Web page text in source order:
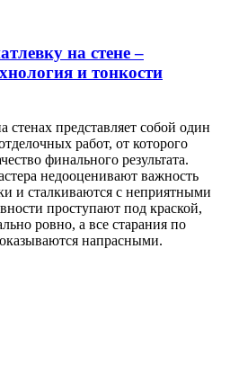
на стене –
и тонкости
стенах представляет собой один
работ, от которого
финального результата.
недооценивают важность
и сталкиваются с неприятными
проступают под краской,
ровно, а все старания по
напрасными.